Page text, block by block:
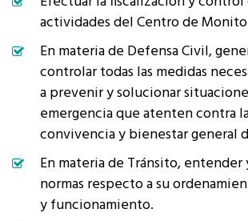
actividades del Centro de
En materia de Defensa Civil,
controlar todas las medidas
a prevenir y solucionar
emergencia que atenten contra
convivencia y bienestar general
En materia de Tránsito, entender
normas respecto a su
y funcionamiento.